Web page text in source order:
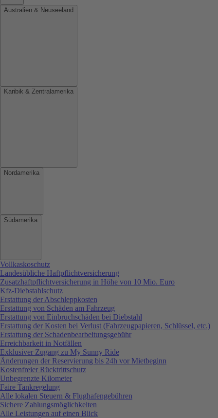
Australien & Neuseeland
Karibik & Zentralamerika
Nordamerika
Südamerika
Vollkaskoschutz
Landesübliche Haftpflichtversicherung
Zusatzhaftpflichtversicherung in Höhe von 10 Mio. Euro
Kfz-Diebstahlschutz
Erstattung der Abschleppkosten
Erstattung von Schäden am Fahrzeug
Erstattung von Einbruchschäden bei Diebstahl
Erstattung der Kosten bei Verlust (Fahrzeugpapieren, Schlüssel, etc.)
Erstattung der Schadenbearbeitungsgebühr
Erreichbarkeit in Notfällen
Exklusiver Zugang zu My Sunny Ride
Änderungen der Reservierung bis 24h vor Mietbeginn
Kostenfreier Rücktrittschutz
Unbegrenzte Kilometer
Faire Tankregelung
Alle lokalen Steuern & Flughafengebühren
Sichere Zahlungsmöglichkeiten
Alle Leistungen auf einen Blick